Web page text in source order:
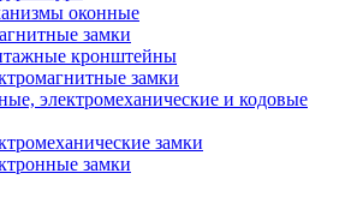
оконные
замки
кронштейны
замки
электромеханические и кодовые
замки
замки